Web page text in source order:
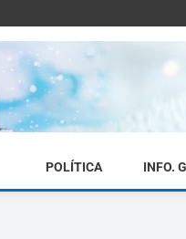
POLÍTICA INFO.